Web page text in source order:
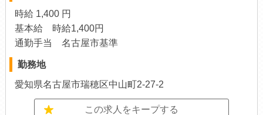
時給 1,400 円
基本給 時給1,400円
通勤手当 名古屋市基準
勤務地
愛知県名古屋市瑞穂区中山町2-27-2
この求人をキープする